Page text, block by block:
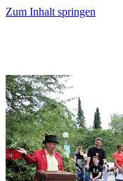
Zum Inhalt springen